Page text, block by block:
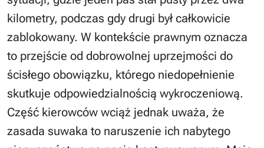
kilometry, podczas gdy drugi był całkowicie
zablokowany. W kontekście prawnym oznacza
to przejście od dobrowolnej uprzejmości do
ścisłego obowiązku, którego niedopełnienie
skutkuje odpowiedzialnością wykroczeniową.
Część kierowców wciąż jednak uważa, że
zasada suwaka to naruszenie ich nabytego